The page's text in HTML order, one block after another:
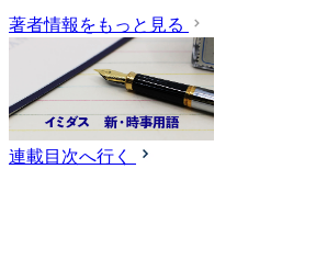
著者情報をもっと見る
連載目次へ行く